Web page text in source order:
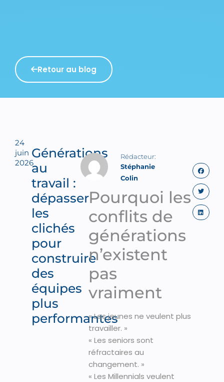
Retour au blog
24
juin
2026
Générations
au
travail :
dépasser
les
clichés
pour
construire
des
équipes
plus
performantes
Stéphanie
Colin
Pourquoi les
conflits de
générations
n’existent
pas
vraiment
« Les jeunes ne veulent plus
travailler. »
« Les seniors sont
réfractaires au
changement. »
« Les Millennials veulent